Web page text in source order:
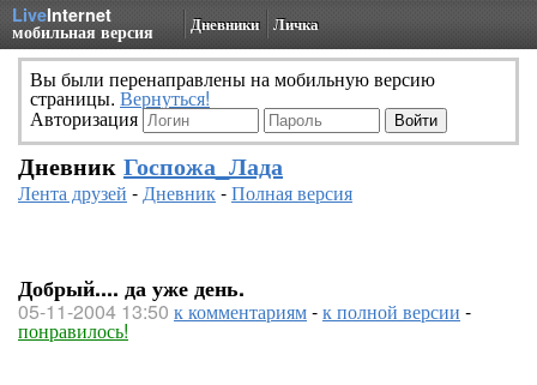
LiveInternet
мобильная версия Дневники Личка
Вы были перенаправлены на мобильную версию
страницы. Вернуться!
Авторизация
Дневник Госпожа_Лада
Лента друзей -Дневник-Полная версия
Добрый.... да уже день.
05-11-2004 13:50 к комментариям-к полной версии -
понравилось!